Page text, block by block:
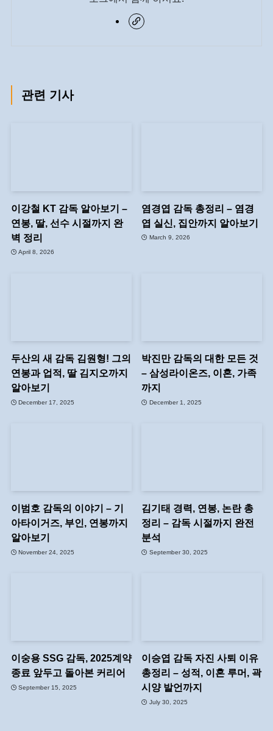
관련 기사
이강철 KT 감독 알아보기 –
연봉, 딸, 선수 시절까지 완
벽 정리
April 8, 2026
염경엽 감독 총정리 – 염경
엽 실신, 집안까지 알아보기
March 9, 2026
두산의 새 감독 김원형! 그의
연봉과 업적, 딸 김지오까지
알아보기
December 17, 2025
박진만 감독의 대한 모든 것
– 삼성라이온즈, 이혼, 가족
까지
December 1, 2025
이범호 감독의 이야기 – 기
아타이거즈, 부인, 연봉까지
알아보기
November 24, 2025
김기태 경력, 연봉, 논란 총
정리 – 감독 시절까지 완전
분석
September 30, 2025
이숭용 SSG 감독, 2025계약
종료 앞두고 돌아본 커리어
September 15, 2025
이승엽 감독 자진 사퇴 이유
총정리 – 성적, 이혼 루머, 곽
시양 발언까지
July 30, 2025